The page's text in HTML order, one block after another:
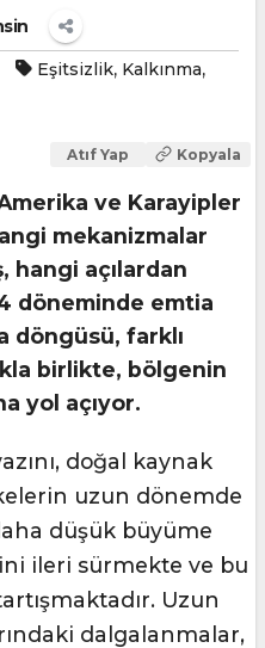
Eşitsizlik, Kalkınma,
Atıf Yap Kopyala
ve Karayipler
mekanizmalar
hangi açılardan
döneminde emtia
döngüsü, farklı
birlikte, bölgenin
yol açıyor.
doğal kaynak
uzun dönemde
düşük büyüme
ileri sürmekte ve bu
Uzun
dalgalanmalar,